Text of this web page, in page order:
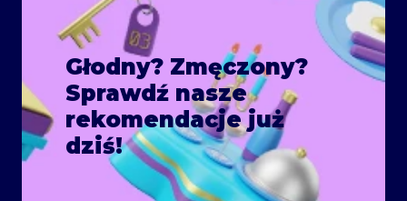
Głodny? Zmęczony?
Sprawdź nasze
rekomendacje już
dziś!